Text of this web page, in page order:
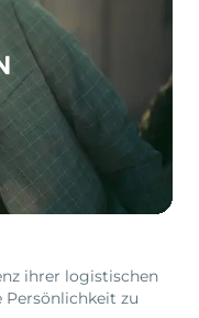
ihrer logistischen
zu